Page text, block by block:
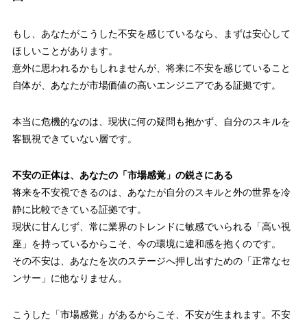
もし、あなたがこうした不安を感じているなら、まずは安心して
ほしいことがあります。
意外に思われるかもしれませんが、将来に不安を感じていること
自体が、あなたが市場価値の高いエンジニアである証拠です。
本当に危機的なのは、現状に何の疑問も抱かず、自分のスキルを
客観視できていない層です。
不安の正体は、あなたの「市場感覚」の鋭さにある
将来を不安視できるのは、 あなたが自分のスキルと外の世界を冷
静に比較できている証拠です。
現状に甘んじず、常に業界のトレンドに敏感でいられる「高い視
座」を持っているからこそ、今の環境に違和感を抱くのです。
その不安は、あなたを次のステージへ押し出すための「正常なセ
ンサー」に他なりません。
こうした 「市場感覚」があるからこそ、不安が生まれます。 不安